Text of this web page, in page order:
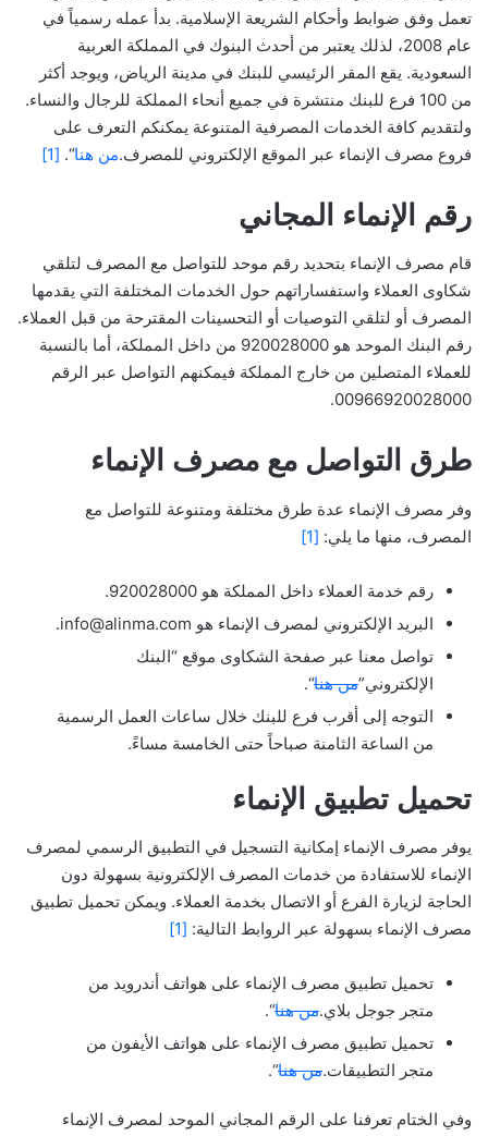
تعمل وفق ضوابط وأحكام الشريعة الإسلامية. بدأ عمله رسمياً في
عام 2008، لذلك يعتبر من أحدث البنوك في المملكة العربية
السعودية. يقع المقر الرئيسي للبنك في مدينة الرياض، ويوجد أكثر
من 100 فرع للبنك منتشرة في جميع أنحاء المملكة للرجال والنساء.
ولتقديم كافة الخدمات المصرفية المتنوعة يمكنكم التعرف على
فروع مصرف الإنماء عبر الموقع الإلكتروني للمصرف.من هنا“.
[1]
رقم الإنماء المجاني
قام مصرف الإنماء بتحديد رقم موحد للتواصل مع المصرف لتلقي
شكاوى العملاء واستفساراتهم حول الخدمات المختلفة التي يقدمها
المصرف أو لتلقي التوصيات أو التحسينات المقترحة من قبل العملاء.
رقم البنك الموحد هو 920028000 من داخل المملكة، أما بالنسبة
للعملاء المتصلين من خارج المملكة فيمكنهم التواصل عبر الرقم
00966920028000.
طرق التواصل مع مصرف الإنماء
وفر مصرف الإنماء عدة طرق مختلفة ومتنوعة للتواصل مع
المصرف، منها ما يلي: [1]
رقم خدمة العملاء داخل المملكة هو 920028000.
البريد الإلكتروني لمصرف الإنماء هو info@alinma.com.
تواصل معنا عبر صفحة الشكاوى موقع “البنك
الإلكتروني”من هنا“.
التوجه إلى أقرب فرع للبنك خلال ساعات العمل الرسمية
من الساعة الثامنة صباحاً حتى الخامسة مساءً.
تحميل تطبيق الإنماء
يوفر مصرف الإنماء إمكانية التسجيل في التطبيق الرسمي لمصرف
الإنماء للاستفادة من خدمات المصرف الإلكترونية بسهولة دون
الحاجة لزيارة الفرع أو الاتصال بخدمة العملاء. ويمكن تحميل تطبيق
مصرف الإنماء بسهولة عبر الروابط التالية: [1]
تحميل تطبيق مصرف الإنماء على هواتف أندرويد من
متجر جوجل بلاي.من هنا“.
تحميل تطبيق مصرف الإنماء على هواتف الأيفون من
متجر التطبيقات.من هنا“.
وفي الختام تعرفنا على الرقم المجاني الموحد لمصرف الإنماء